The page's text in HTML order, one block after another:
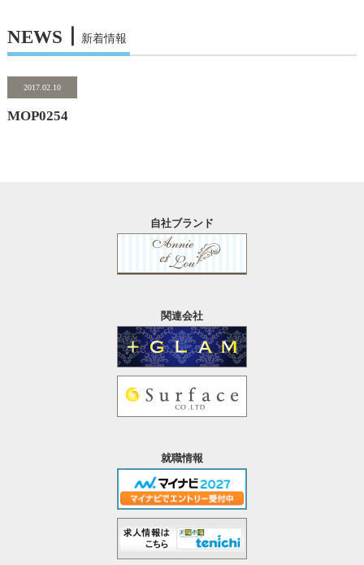
NEWS┃ 新着情報
2017.02.10
MOP0254
自社ブランド
関連会社
就職情報